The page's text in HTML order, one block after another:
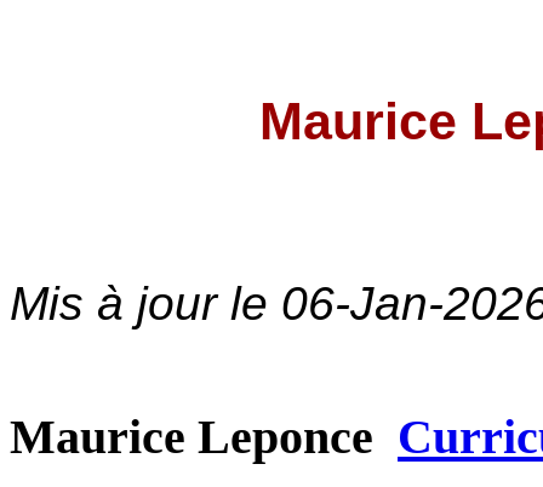
Maurice
Mis à jour le 06-Jan-
Maurice Leponce